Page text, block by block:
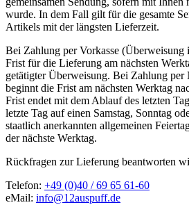
wurde. In dem Fall gilt für die gesamte
Artikels mit der längsten Lieferzeit.
Bei Zahlung per Vorkasse (Überweisung
Frist für die Lieferung am nächsten
getätigter Überweisung. Bei Zahlung per
beginnt die Frist am nächsten Werktag
Frist endet mit dem Ablauf des letzten
letzte Tag auf einen Samstag, Sonntag
staatlich anerkannten allgemeinen
der nächste Werktag.
Rückfragen zur Lieferung beantworten
Telefon: +49 (0)40 / 69 65 61-60
eMail: info@12auspuff.de